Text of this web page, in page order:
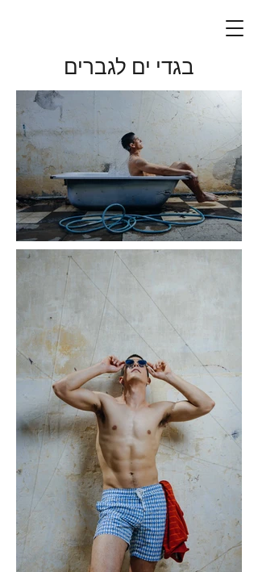
בגדי ים לגברים